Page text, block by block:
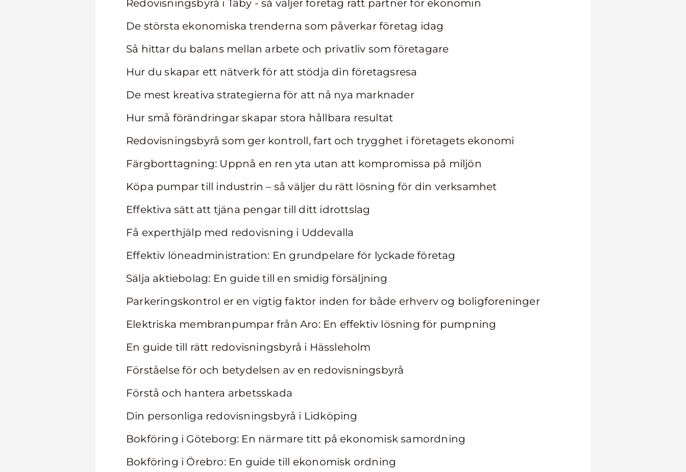
Redovisningsbyrå i Täby - så väljer företag rätt partner för ekonomin
De största ekonomiska trenderna som påverkar företag idag
Så hittar du balans mellan arbete och privatliv som företagare
Hur du skapar ett nätverk för att stödja din företagsresa
De mest kreativa strategierna för att nå nya marknader
Hur små förändringar skapar stora hållbara resultat
Redovisningsbyrå som ger kontroll, fart och trygghet i företagets ekonomi
Färgborttagning: Uppnå en ren yta utan att kompromissa på miljön
Köpa pumpar till industrin – så väljer du rätt lösning för din verksamhet
Effektiva sätt att tjäna pengar till ditt idrottslag
Få experthjälp med redovisning i Uddevalla
Effektiv löneadministration: En grundpelare för lyckade företag
Sälja aktiebolag: En guide till en smidig försäljning
Parkeringskontrol er en vigtig faktor inden for både erhverv og boligforeninger
Elektriska membranpumpar från Aro: En effektiv lösning för pumpning
En guide till rätt redovisningsbyrå i Hässleholm
Förståelse för och betydelsen av en redovisningsbyrå
Förstå och hantera arbetsskada
Din personliga redovisningsbyrå i Lidköping
Bokföring i Göteborg: En närmare titt på ekonomisk samordning
Bokföring i Örebro: En guide till ekonomisk ordning